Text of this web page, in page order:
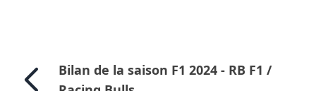
Bilan de la saison F1 2024 - RB F1 /